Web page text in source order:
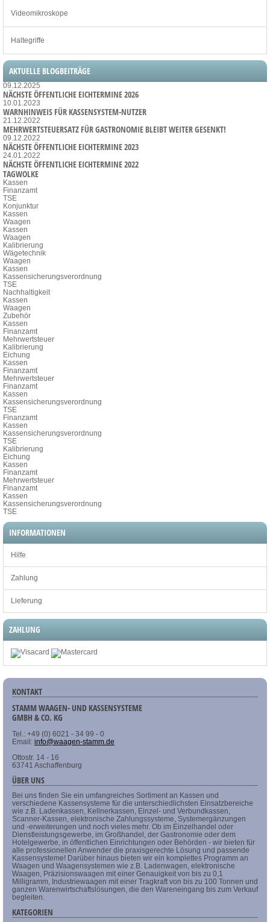
Videomikroskope
Haltegriffe
AKTUELLE BLOGBEITRÄGE
09.12.2025
NÄCHSTE ÖFFENTLICHE EICHTERMINE 2026
10.01.2023
WARNHINWEIS FÜR KASSENSYSTEM-NUTZER
21.12.2022
MEHRWERTSTEUERSATZ FÜR GASTRONOMIE BLEIBT WEITER GESENKT!
09.12.2022
NÄCHSTE ÖFFENTLICHE EICHTERMINE 2023
24.01.2022
NÄCHSTE ÖFFENTLICHE EICHTERMINE 2022
TAGWOLKE
Kassen
Finanzamt
TSE
Konjunktur
Kassen
Waagen
Kassen
Waagen
Kalibrierung
Wägetechnik
Waagen
Kassen
Kassensicherungsverordnung
TSE
Nachhaltigkeit
Kassen
Waagen
Zubehör
Kassen
Finanzamt
Mehrwertsteuer
Kalibrierung
Eichung
Kassen
Finanzamt
Mehrwertsteuer
Finanzamt
Kassen
Kassensicherungsverordnung
TSE
Finanzamt
Kassen
Kassensicherungsverordnung
TSE
Kalibrierung
Eichung
Kassen
Finanzamt
Mehrwertsteuer
Finanzamt
Kassen
Kassensicherungsverordnung
TSE
INFORMATIONEN
Hilfe
Zahlung
Lieferung
ZAHLUNG
KONTAKT
STAMM WAAGEN- UND KASSENSYSTEME
GMBH & CO. KG
Tel.: +49 (0) 6021 - 34 99 - 0
Email: info@waagen-stamm.de
Ottostr. 14 - 16
63741 Aschaffenburg
ÜBER UNS
Bei uns finden Sie ein umfangreiches Sortiment an Kassen und
verschiedene Kassensysteme für die unterschiedlichsten Einsatzbereiche
wie z.B. Ladenkassen, Kellnerkassen, Einzel- und Verbundkassen,
Scanner-Kassen, elektronische Zahlungssysteme, Systemergänzungen
und -erweiterungen und noch vieles mehr. Ob im Einzelhandel oder
Dienstleistungsgewerbe, im Großhandel, der Gastronomie oder dem
Hotelgewerbe, in öffentlichen Einrichtungen oder Behörden - wir bieten für
alle professionellen Anwender die praxisgerechte Lösung und passende
Kassensysteme! Darüber hinaus bieten wir ein komplettes Programm an
Waagen und Waagensystemen wie z.B. Ladenwagen, elektronische
Waagen, Präzisionswaagen mit einer Genauigkeit von bis zu 0,1
Milligramm, Industriewaagen mit einer Tragkraft von bis zu 100 Tonnen und
ganzen Warenwirtschaftslösungen, die den Wareneingang bis zum Verkauf
begleiten.
KATEGORIEN